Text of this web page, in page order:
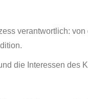
verantwortlich:
die Interessen des